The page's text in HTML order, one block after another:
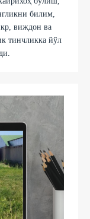
билим,
виждон ва
тинчликка йўл